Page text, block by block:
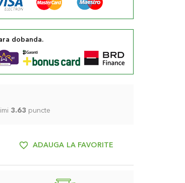
dobanda.
3.63 puncte
ADAUGA LA FAVORITE